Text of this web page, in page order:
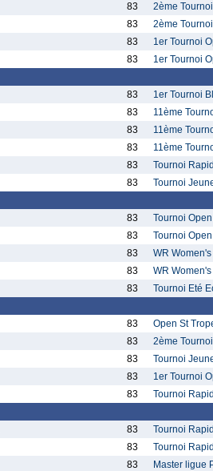
83
2ème
83
2ème
83
1er Tournoi
83 1er Tournoi
83
1er Tournoi
83
11ème
83
11ème
83
11ème
83
Tournoi
83 Tournoi
83
Tournoi
83
Tournoi
83
WR
83
WR
83 Tournoi Eté
83
Open St
83
2ème
83
Tournoi
83
1er Tournoi
83 Tournoi
83
Tournoi
83
Tournoi
83
Master ligue